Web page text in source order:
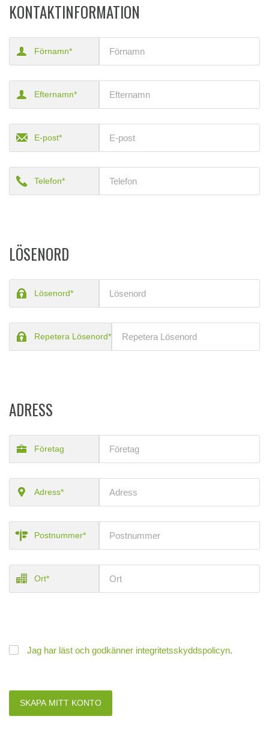
KONTAKTINFORMATION
Förnamn*
Efternamn*
E-post*
Telefon*
LÖSENORD
Lösenord*
Repetera Lösenord*
ADRESS
Företag
Adress*
Postnummer*
Ort*
Jag har läst och godkänner integritetsskyddspolicyn.